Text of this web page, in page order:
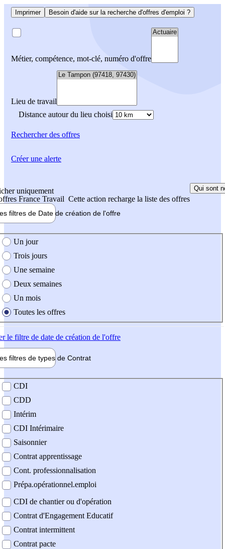
Imprimer Besoin d'aide sur la recherche d'offres d'emploi ?
Métier, compétence, mot-clé, numéro d'offre
Lieu de travail
Distance autour du lieu choisi
Rechercherdes offres
uniquement
France Travail Cette action recharge la liste des offres
Qui sont
filtres de Date de création de l'offre
création de l'offre
Un jour
Trois jours
Une semaine
Deux semaines
Un mois
Toutes les offres
le filtre de date de création de l'offre
filtres de types de Contrat
contrat
CDI
CDD
Intérim
CDI Intérimaire
Saisonnier
Contrat apprentissage
Cont. professionnalisation
Prépa.opérationnel.emploi
CDI de chantier ou d'opération
Contrat d'Engagement Educatif
Contrat intermittent
Contrat pacte
Créer une alerte